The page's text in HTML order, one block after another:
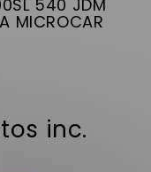
540 JDM
MICROCAR
inc.